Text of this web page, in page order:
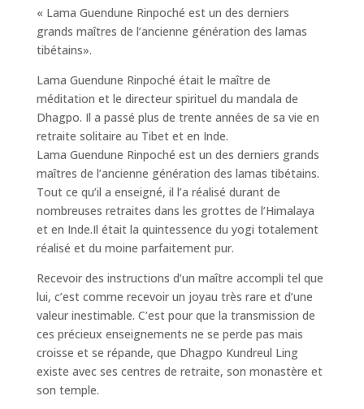
« Lama Guendune Rinpoché est un des derniers
grands maîtres de l’ancienne génération des lamas
tibétains».
Lama Guendune Rinpoché était le maître de
méditation et le directeur spirituel du mandala de
Dhagpo. Il a passé plus de trente années de sa vie en
retraite solitaire au Tibet et en Inde.
Lama Guendune Rinpoché est un des derniers grands
maîtres de l’ancienne génération des lamas tibétains.
Tout ce qu’il a enseigné, il l’a réalisé durant de
nombreuses retraites dans les grottes de l’Himalaya
et en Inde.Il était la quintessence du yogi totalement
réalisé et du moine parfaitement pur.
Recevoir des instructions d’un maître accompli tel que
lui, c’est comme recevoir un joyau très rare et d’une
valeur inestimable. C’est pour que la transmission de
ces précieux enseignements ne se perde pas mais
croisse et se répande, que Dhagpo Kundreul Ling
existe avec ses centres de retraite, son monastère et
son temple.